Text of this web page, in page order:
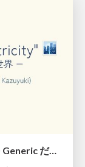
Welcome to the "Parametricity" 🏙️ − Generic だけど Specific な世界 −